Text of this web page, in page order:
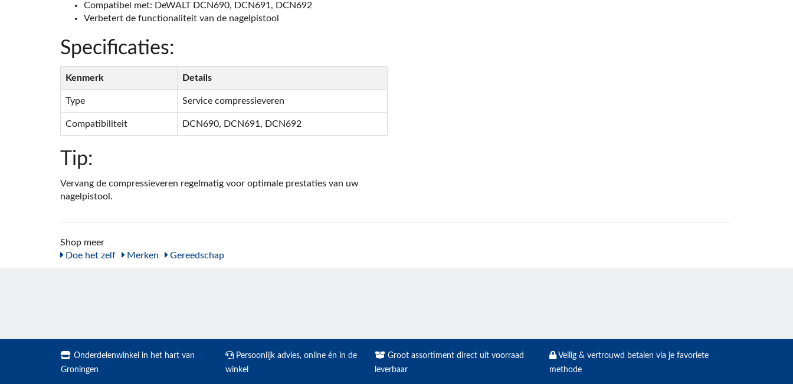
Compatibel met: DeWALT DCN690, DCN691, DCN692
Verbetert de functionaliteit van de nagelpistool
Specificaties:
Kenmerk Details
Type Service compressieveren
Compatibiliteit DCN690, DCN691, DCN692
Tip:
Vervang de compressieveren regelmatig voor optimale prestaties van uw
nagelpistool.
Shop meer
Doe het zelf
Merken Gereedschap
Onderdelenwinkel in het hart van
Groningen
Persoonlijk advies, online én in de
winkel
Groot assortiment direct uit voorraad
leverbaar
Veilig & vertrouwd betalen via je favoriete
methode